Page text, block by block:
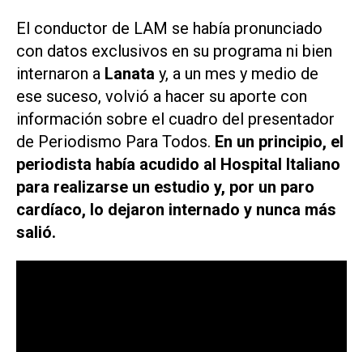
El conductor de LAM se había pronunciado
con datos exclusivos en su programa ni bien
internaron a Lanata y, a un mes y medio de
ese suceso, volvió a hacer su aporte con
información sobre el cuadro del presentador
de Periodismo Para Todos. En un principio, el
periodista había acudido al Hospital Italiano
para realizarse un estudio y, por un paro
cardíaco, lo dejaron internado y nunca más
salió.